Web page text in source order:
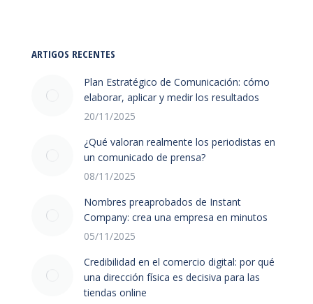
ARTIGOS RECENTES
Plan Estratégico de Comunicación: cómo
elaborar, aplicar y medir los resultados
20/11/2025
¿Qué valoran realmente los periodistas en
un comunicado de prensa?
08/11/2025
Nombres preaprobados de Instant
Company: crea una empresa en minutos
05/11/2025
Credibilidad en el comercio digital: por qué
una dirección física es decisiva para las
tiendas online